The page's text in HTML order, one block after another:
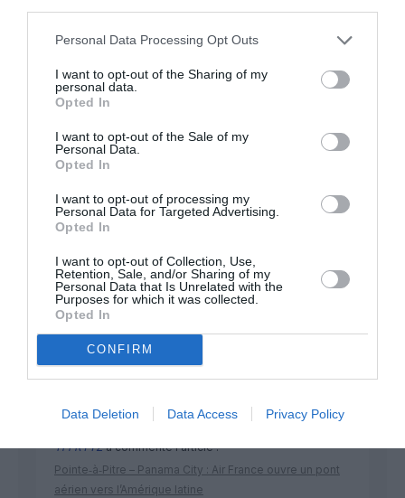
Personal Data Processing Opt Outs
I want to opt-out of the Sharing of my
personal data.
Opted In
I want to opt-out of the Sale of my
Personal Data.
Opted In
I want to opt-out of processing my
Personal Data for Targeted Advertising.
Opted In
I want to opt-out of Collection, Use,
Retention, Sale, and/or Sharing of my
Personal Data that Is Unrelated with the
Purposes for which it was collected.
Opted In
CONFIRM
Data Deletion Data Access Privacy Policy
Appel aux lecteurs !
Soutenez Air Journal participez
DERNIERS COMMENTAIRES
Manfoua commenté l'article :
Pyramides, croisières et mer Rouge : l’Égypte mise sur
une saison record malgré le contexte géopolitique
TFFRYYZa commenté l'article :
Pointe‑à‑Pitre – Panama City : Air France ouvre un pont
aérien vers l’Amérique latine